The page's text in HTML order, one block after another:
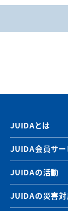
JUIDAとは
JUIDA会員サー
JUIDAの活動
JUIDAの災害